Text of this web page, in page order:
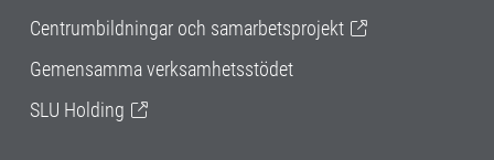
Centrumbildningar och samarbetsprojekt
Gemensamma verksamhetsstödet
SLU Holding